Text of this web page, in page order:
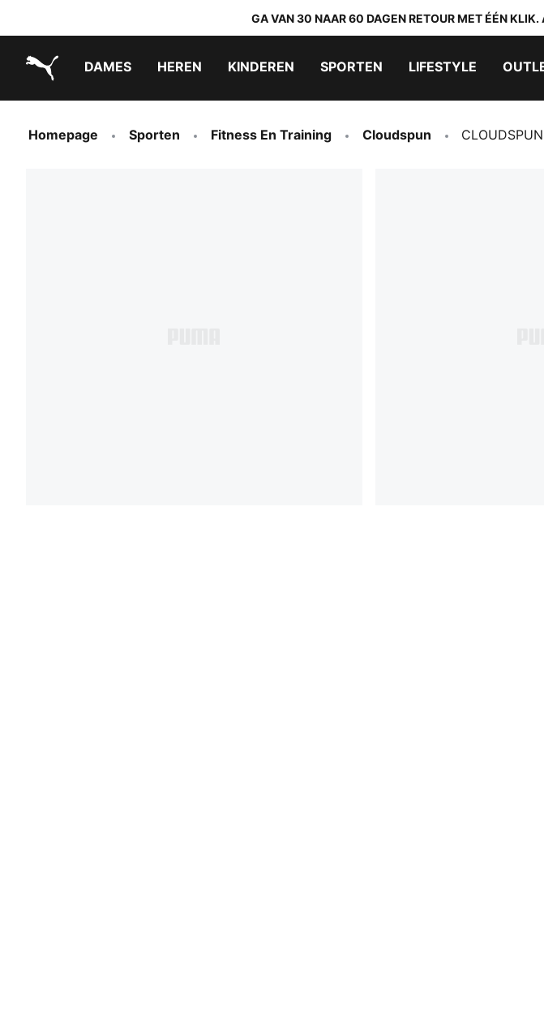
GA VAN 30 NAAR 60 DAGEN RETOUR MET ÉÉN
DAMES HEREN KINDEREN SPORTEN LIFESTYLE
Homepage Sporten Fitness En Training Cloudspun